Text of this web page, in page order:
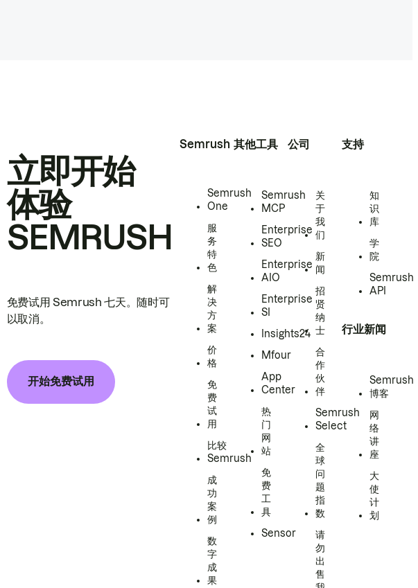
立即开始
体验
SEMRUSH
免费试用 Semrush 七天。随时可
以取消。
开始免费试用
Semrush
Semrush
One
服
务
特
色
解
决
方
案
价
格
免
费
试
用
比较
Semrush
成
功
案
例
数
字
成
果
其他工具
Semrush
MCP
Enterprise
SEO
Enterprise
AIO
Enterprise
SI
Insights24
Mfour
App
Center
热
门
网
站
免
费
工
具
Sensor
公司
关
于
我
们
新
闻
招
贤
纳
士
合
作
伙
伴
Semrush
Select
全
球
问
题
指
数
请
勿
出
售
支持
知
识
库
学
院
Semrush
API
行业新闻
Semrush
博客
网
络
讲
座
大
使
计
划